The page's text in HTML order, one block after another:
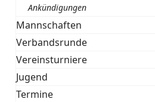
Ankündigungen
Mannschaften
Verbandsrunde
Vereinsturniere
Jugend
Termine